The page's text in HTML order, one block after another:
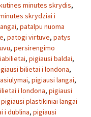
minutes skrydis,
skrydziai i
, patalpu nuoma
, patogi virtuve, patys
, persirengimo
, pigiausi baldai,
bilietai i londona,
, pigiausi langai,
i londona, pigiausi
pigiausi plastikiniai langai
i dublina, pigiausi